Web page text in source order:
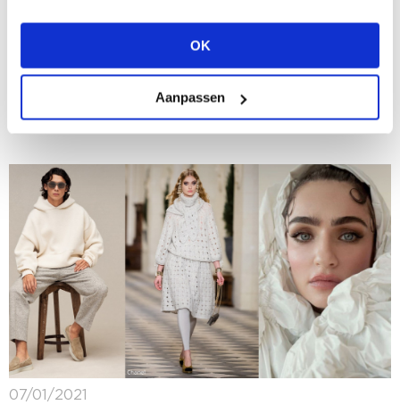
OK
Aanpassen
08/01/2021
2021: the re-launch of Mexx
ADVERTORIAL It all started with a kiss. In 1986 voegde
Rattan Chadha zijn mannenmerk Moustache en
vrouwenmerk Emanuelle samen tot één merk. Hij nam
07/01/2021